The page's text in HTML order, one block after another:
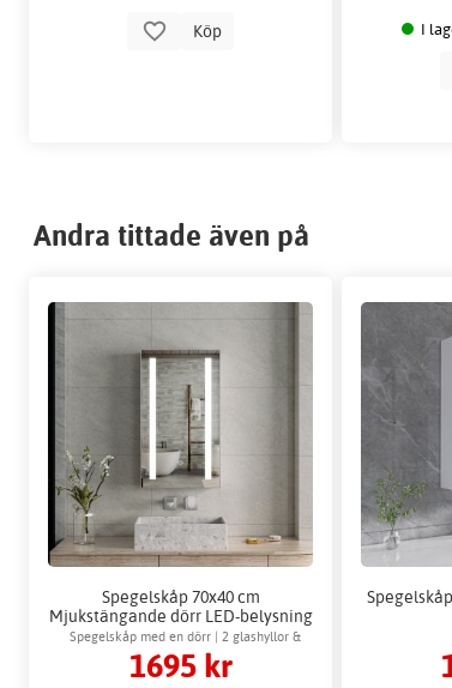
Köp
I
Andra tittade även på
Spegelskåp 70x40 cm
Mjukstängande dörr LED-belysning
- Padova
Spegelskåp med en dörr | 2 glashyllor &
dimbar ljusstyrka
1695 kr